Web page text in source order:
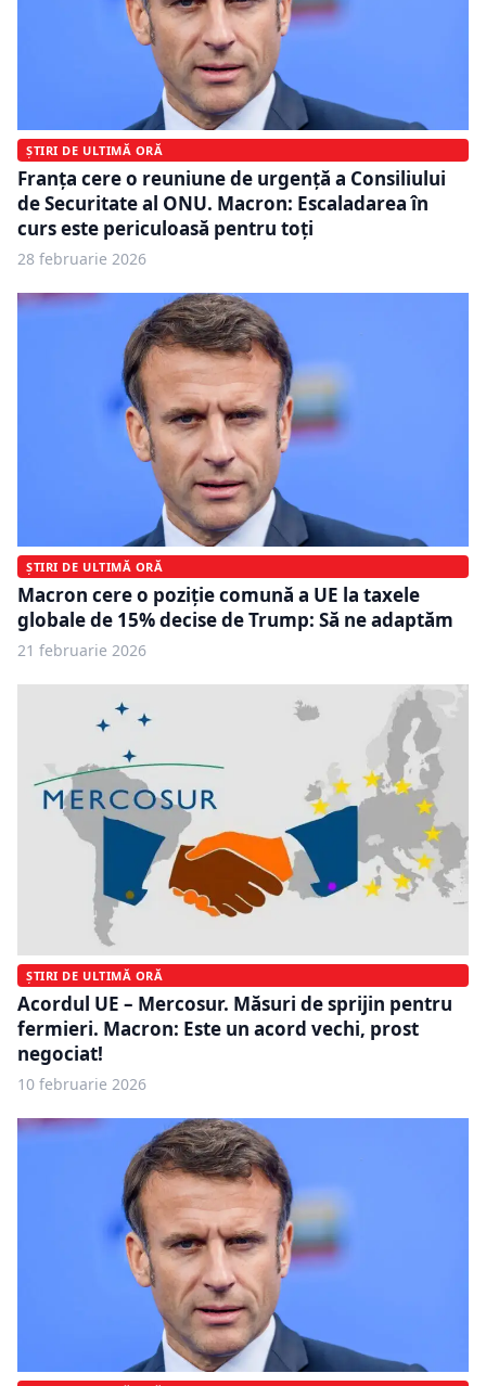
ȘTIRI DE ULTIMĂ ORĂ
Franţa cere o reuniune de urgenţă a Consiliului
de Securitate al ONU. Macron: Escaladarea în
curs este periculoasă pentru toţi
28 februarie 2026
ȘTIRI DE ULTIMĂ ORĂ
Macron cere o poziție comună a UE la taxele
globale de 15% decise de Trump: Să ne adaptăm
21 februarie 2026
ȘTIRI DE ULTIMĂ ORĂ
Acordul UE – Mercosur. Măsuri de sprijin pentru
fermieri. Macron: Este un acord vechi, prost
negociat!
10 februarie 2026